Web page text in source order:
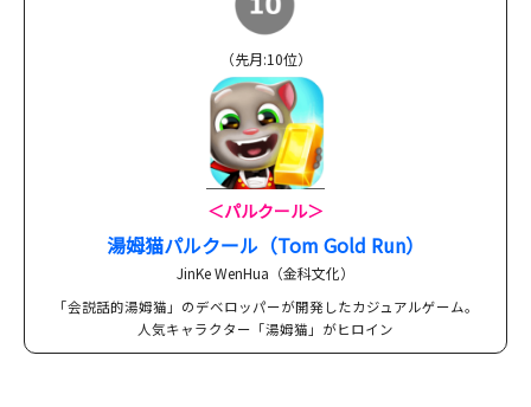
（先月:10位）
＜パルクール＞
湯姆猫パルクール（Tom Gold Run）
JinKe WenHua（金科文化）
「会説話的湯姆猫」のデベロッパーが開発したカジュアルゲーム。
人気キャラクター「湯姆猫」がヒロイン